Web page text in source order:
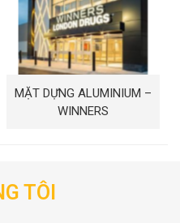
MẶT DỰNG ALUMINIUM –
WINNERS
TÔI